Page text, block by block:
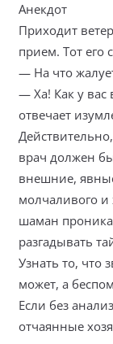
Анекдот
Приходит
прием. Тот его
— На что
— Ха! Как у вас
отвечает
врач должен
внешние,
молчаливого и
шаман
разгадывать
Узнать то, что
может, а
Если без
отчаянные